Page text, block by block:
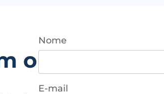
o
Nome
E-mail